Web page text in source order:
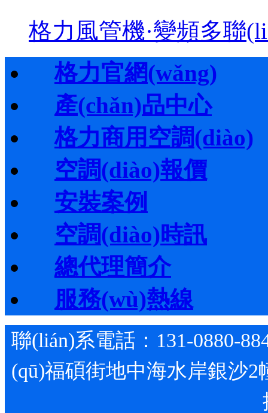
格力風管機·變頻多聯
格力官網(wǎng)
產(chǎn)品中心
格力商用空調(diào)
空調(diào)報價
安裝案例
空調(diào)時訊
總代理簡介
服務(wù)熱線
聯(lián)系電話：131-0880-
(qū)福碩街地中海水岸銀沙2